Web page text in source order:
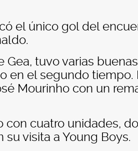
el único gol del
Gea, tuvo varias
en el segundo tiempo.
Mourinho con un
cuatro unidades,
visita a Young Boys.